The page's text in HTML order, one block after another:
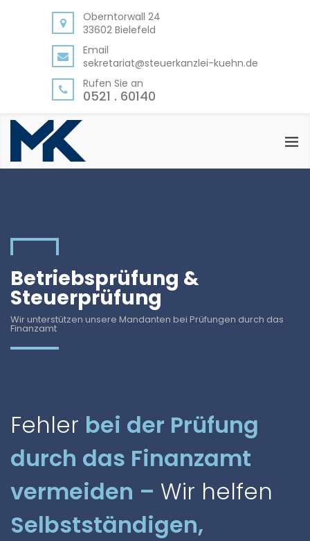
Oberntorwall 24
33602 Bielefeld
Email
sekretariat@steuerkanzlei-kuehn.de
Rufen Sie an
0521 . 60140
Betriebsprüfung &
Steuerprüfung
Wir unterstützen unsere Mandanten bei Prüfungen durch das
Finanzamt
Fehler bei der Prüfung
durch das Finanzamt
vermeiden – Wir helfen
Selbstständigen,
FÜR UNTERNEHMEN UND
SELBSTSTÄNDIGE
FÜR PRIVATPERSONEN